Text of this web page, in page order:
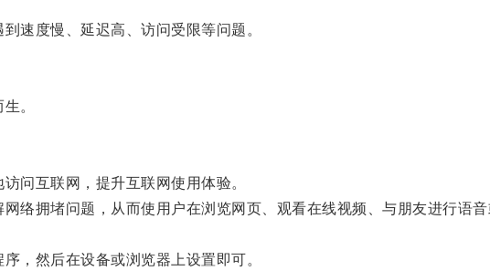
度慢、延迟高、访问受限等问题。
。
互联网，提升互联网使用体验。
拥堵问题，从而使用户在浏览网页、观看在线视频、与朋友进行语
然后在设备或浏览器上设置即可。